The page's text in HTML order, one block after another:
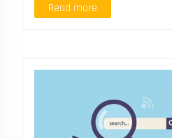
Read more